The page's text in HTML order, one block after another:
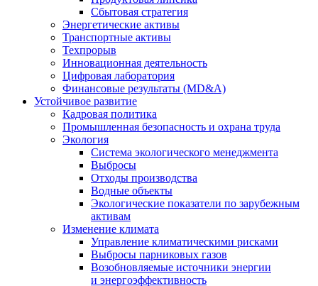
Сбытовая стратегия
Энергетические активы
Транспортные активы
Техпрорыв
Инновационная деятельность
Цифровая лаборатория
Финансовые результаты (MD&A)
Устойчивое развитие
Кадровая политика
Промышленная безопасность и охрана труда
Экология
Система экологического менеджмента
Выбросы
Отходы производства
Водные объекты
Экологические показатели по зарубежным
активам
Изменение климата
Управление климатическими рисками
Выбросы парниковых газов
Возобновляемые источники энергии
и энергоэффективность